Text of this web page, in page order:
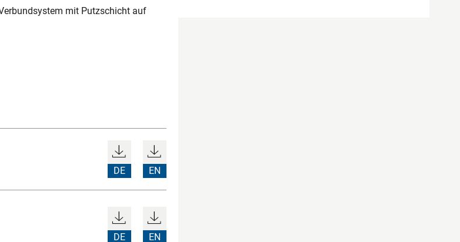
mit Putzschicht auf
DE EN
DE EN